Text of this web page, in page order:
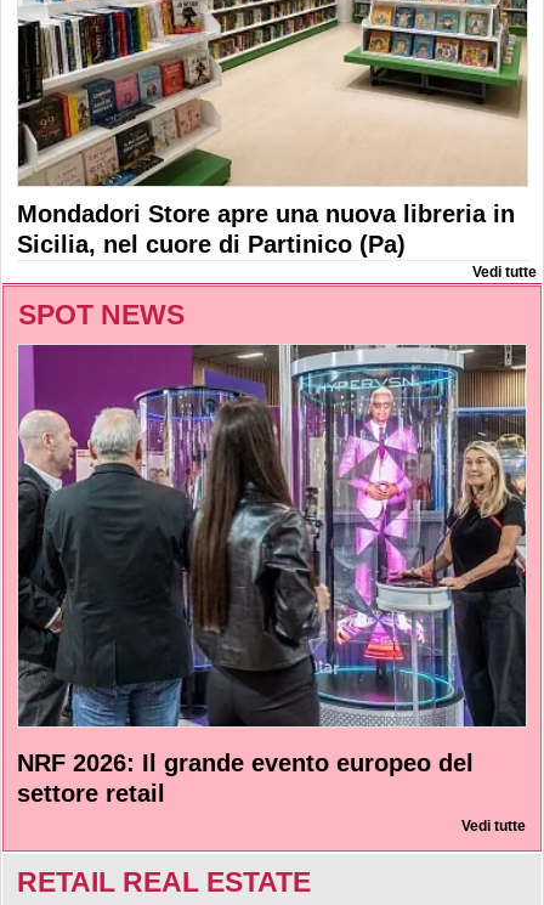
Mondadori Store apre una nuova libreria in
Sicilia, nel cuore di Partinico (Pa)
Vedi tutte
SPOT NEWS
NRF 2026: Il grande evento europeo del
settore retail
Vedi tutte
RETAIL REAL ESTATE